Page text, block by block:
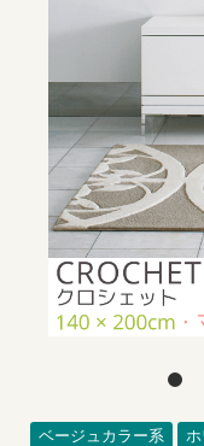
ベージュカラー系 ホ